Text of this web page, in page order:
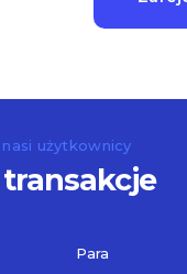
użytkownicy
Para